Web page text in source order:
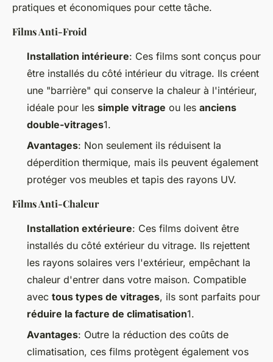
pratiques et économiques pour cette tâche.
Films Anti-Froid
Installation intérieure: Ces films sont conçus pour
être installés du côté intérieur du vitrage. Ils créent
une "barrière" qui conserve la chaleur à l'intérieur,
idéale pour les simple vitrage ou les anciens
double-vitrages1.
Avantages: Non seulement ils réduisent la
déperdition thermique, mais ils peuvent également
protéger vos meubles et tapis des rayons UV.
Films Anti-Chaleur
Installation extérieure: Ces films doivent être
installés du côté extérieur du vitrage. Ils rejettent
les rayons solaires vers l'extérieur, empêchant la
chaleur d'entrer dans votre maison. Compatible
avec tous types de vitrages, ils sont parfaits pour
réduire la facture de climatisation1.
Avantages: Outre la réduction des coûts de
climatisation, ces films protègent également vos